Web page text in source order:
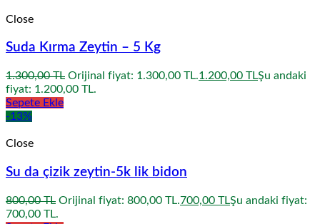
Close
Suda Kırma Zeytin – 5 Kg
1.300,00TL Orijinal fiyat: 1.300,00 TL.1.200,00 TLŞu andaki
fiyat: 1.200,00 TL.
Sepete Ekle
-13%
Close
Su da çizik zeytin-5k lik bidon
800,00TL Orijinal fiyat: 800,00 TL.700,00 TLŞu andaki fiyat:
700,00 TL.